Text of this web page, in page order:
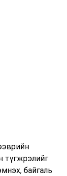
түгжрэлийг
байгаль